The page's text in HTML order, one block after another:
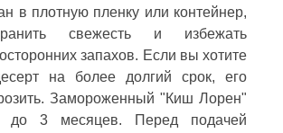
в плотную пленку или контейнер,
свежесть и избежать
запахов. Если вы хотите
на более долгий срок, его
Замороженный "Киш Лорен"
до 3 месяцев. Перед подачей